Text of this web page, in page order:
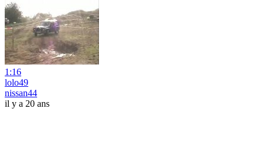
1:16
lolo49
nissan44
il y a 20 ans